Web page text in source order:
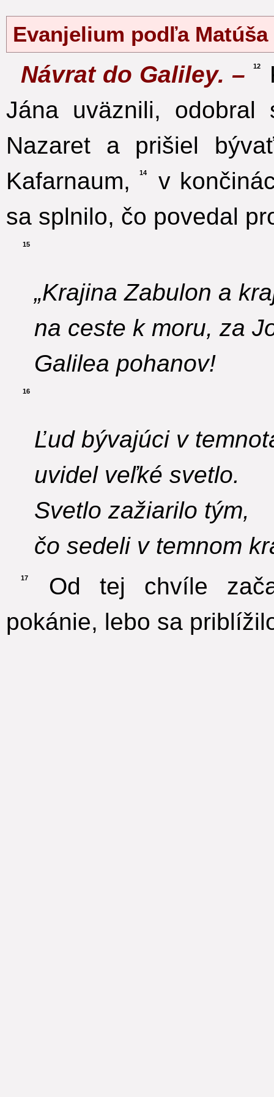
Evanjelium podľa
Návrat do Galiley. – 12
Jána uväznili, odobral
Nazaret a prišiel
Kafarnaum,
14
v
sa splnilo, čo povedal
15
„Krajina Zabulon a
na ceste k moru, za
Galilea pohanov!
16
Ľud bývajúci v
uvidel veľké svetlo.
Svetlo zažiarilo tým,
čo sedeli v temnom
17
Od tej chvíle
pokánie, lebo sa